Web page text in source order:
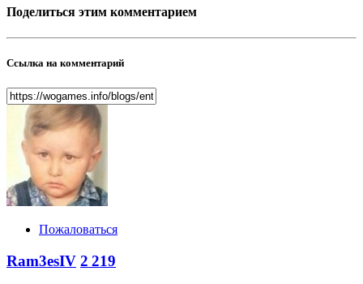
Поделиться этим комментарием
Ссылка на комментарий
Пожаловаться
Ram3esIV 2 219